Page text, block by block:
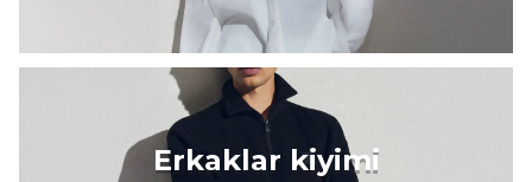
Erkaklar kiyimi